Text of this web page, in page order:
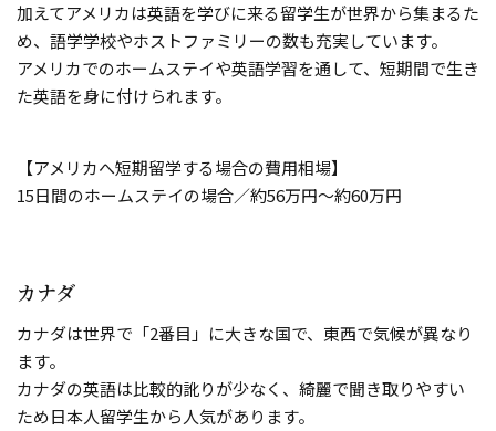
加えてアメリカは英語を学びに来る留学生が世界から集まるた
め、語学学校やホストファミリーの数も充実しています。
アメリカでのホームステイや英語学習を通して、短期間で生き
た英語を身に付けられます。
【アメリカへ短期留学する場合の費用相場】
15日間のホームステイの場合／約56万円～約60万円
カナダ
カナダは世界で「2番目」に大きな国で、東西で気候が異なり
ます。
カナダの英語は比較的訛りが少なく、綺麗で聞き取りやすい
ため日本人留学生から人気があります。